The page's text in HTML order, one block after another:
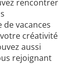
rencontrer
vacances
créativité
aussi
rejoignant